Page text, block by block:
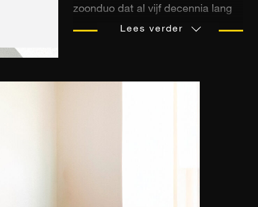
zoonduo dat al vijf decennia lang
de ingetogen schoonheid van de
Lees verder